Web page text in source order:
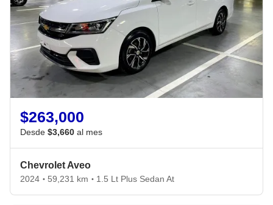
$263,000
Desde $3,660 al mes
Chevrolet Aveo
2024 • 59,231 km • 1.5 Lt Plus Sedan At